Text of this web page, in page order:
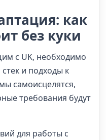
как
без куки
с UK, необходимо
и подходы к
самоисцелятся,
требования будут
для работы с